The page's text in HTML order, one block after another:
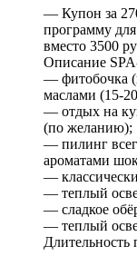
— Купон за
программу
вместо 3500
Описание
— фитобочка
маслами (15-
— отдых на
(по желанию);
— пилинг
ароматами
—
— теплый
— сладкое
— теплый
Длительность